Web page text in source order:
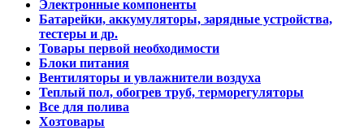
Электронные компоненты
Батарейки, аккумуляторы, зарядные устройства,
тестеры и др.
Товары первой необходимости
Блоки питания
Вентиляторы и увлажнители воздуха
Теплый пол, обогрев труб, терморегуляторы
Все для полива
Хозтовары